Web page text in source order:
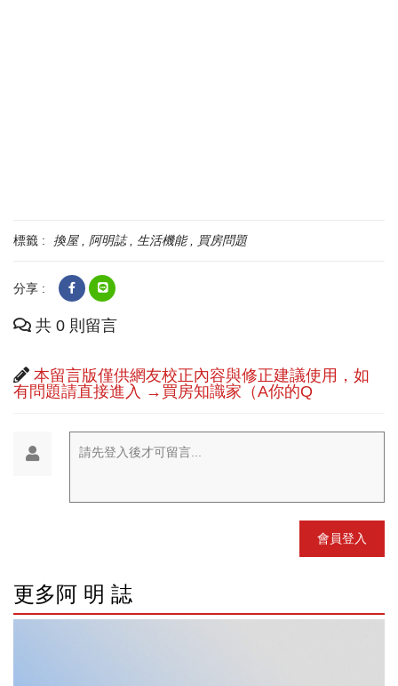
標籤 : 換屋 阿明誌 生活機能 買房問題
分享 :
共 0 則留言
本留言版僅供網友校正內容與修正建議使用，如
有問題請直接進入 →買房知識家（A你的Q
請先登入後才可留言...
會員登入
更多阿 明 誌